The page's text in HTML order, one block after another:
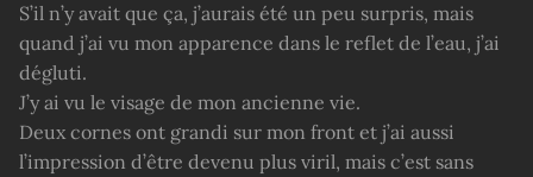
S’il n’y avait que ça, j’aurais été un peu surpris, mais
quand j’ai vu mon apparence dans le reflet de l’eau, j’ai
dégluti.
J’y ai vu le visage de mon ancienne vie.
Deux cornes ont grandi sur mon front et j’ai aussi
l’impression d’être devenu plus viril, mais c’est sans